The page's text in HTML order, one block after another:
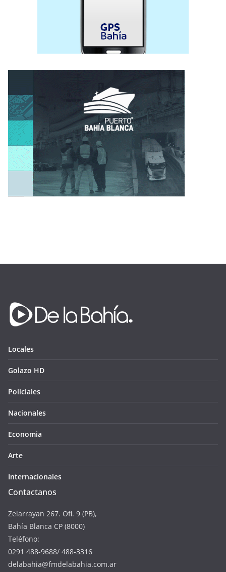
Locales
Golazo HD
Policiales
Nacionales
Economia
Arte
Internacionales
Contactanos
Zelarrayan 267. Ofi. 9 (PB),
Bahía Blanca CP (8000)
Teléfono:
0291 488-9688/ 488-3316
delabahia@fmdelabahia.com.ar